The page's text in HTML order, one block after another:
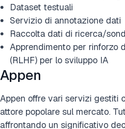
Dataset testuali
Servizio di annotazione dati
Raccolta dati di ricerca/
Apprendimento per rinforzo
(RLHF) per lo sviluppo IA
Appen
Appen offre vari servizi gestiti
attore popolare sul mercato.
affrontando un significativo